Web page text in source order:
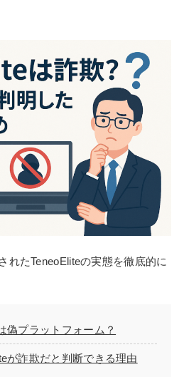
れたTeneoEliteの実態を徹底的に
偽プラットフォーム？
が詐欺だと判断できる理由